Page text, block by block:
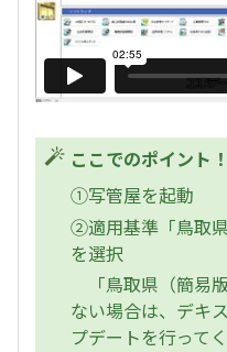
ここでのポイント！
①写管屋を起動
②適用基準「鳥取
を選択
「鳥取県（簡易
ない場合は、デキ
プデートを行って